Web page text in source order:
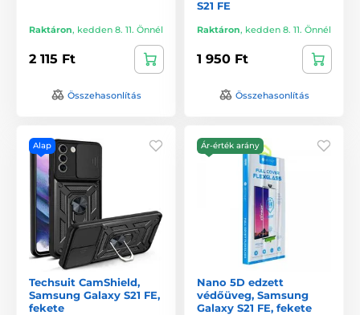
Raktáron, kedden 8. 11. Önnél
2 115 Ft
Összehasonlítás
S21 FE
Raktáron, kedden 8. 11. Önnél
1 950 Ft
Összehasonlítás
Alap
Techsuit CamShield,
Samsung Galaxy S21 FE,
fekete
Ár-érték arány
Nano 5D edzett
védőüveg, Samsung
Galaxy S21 FE, fekete